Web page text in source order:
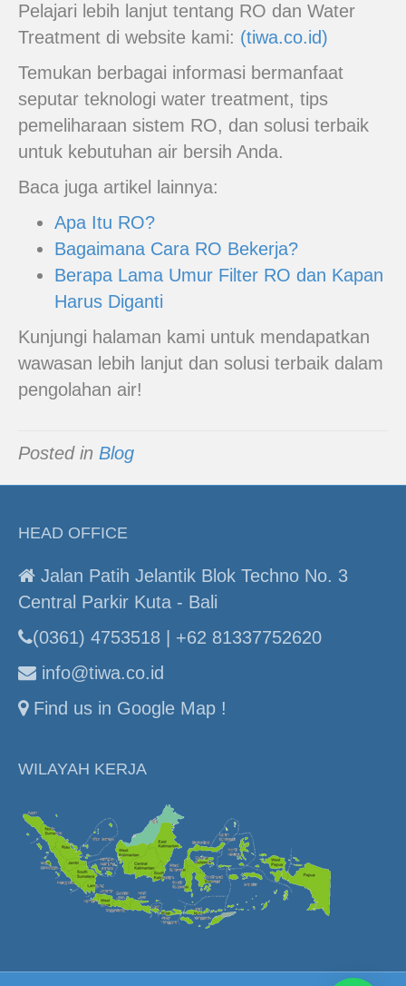
Pelajari lebih lanjut tentang RO dan Water
Treatment di website kami: (tiwa.co.id)
Temukan berbagai informasi bermanfaat
seputar teknologi water treatment, tips
pemeliharaan sistem RO, dan solusi terbaik
untuk kebutuhan air bersih Anda.
Baca juga artikel lainnya:
Apa Itu RO?
Bagaimana Cara RO Bekerja?
Berapa Lama Umur Filter RO dan Kapan
Harus Diganti
Kunjungi halaman kami untuk mendapatkan
wawasan lebih lanjut dan solusi terbaik dalam
pengolahan air!
Posted in Blog
HEAD OFFICE
Jalan Patih Jelantik Blok Techno No. 3
Central Parkir Kuta - Bali
(0361) 4753518 | +62 81337752620
info@tiwa.co.id
Find us in Google Map !
WILAYAH KERJA